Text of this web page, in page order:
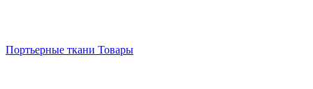
Портьерные ткани Товары